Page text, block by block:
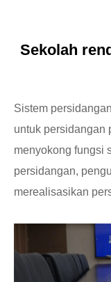
Sekolah
Sistem
untuk persidangan
menyokong fungsi
persidangan,
merealisasikan